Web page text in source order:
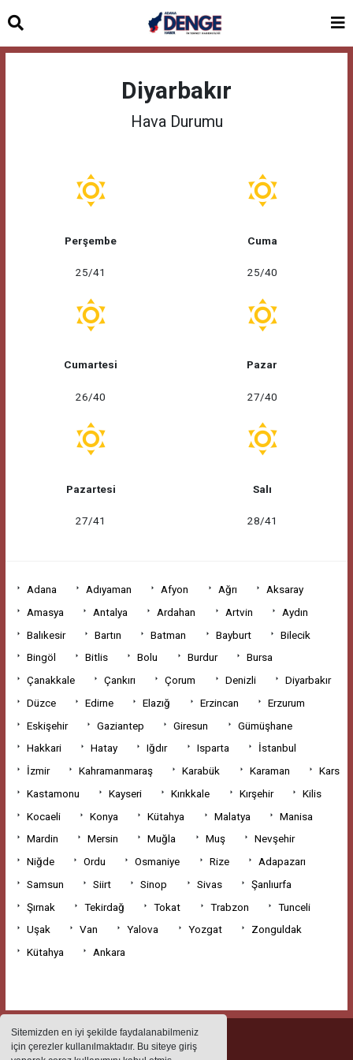
Sitemizden en iyi şekilde faydalanabilmeniz
için çerezler kullanılmaktadır. Bu siteye giriş
Diyarbakır
Hava Durumu
Perşembe
25/41
Cuma
25/40
Cumartesi
26/40
Pazar
27/40
Pazartesi
27/41
Salı
28/41
Adana Adıyaman Afyon Ağrı
Aksaray
Amasya
Antalya Ardahan Artvin
Aydın
Balıkesir
Bartın Batman Bayburt
Bilecik
Bingöl
Bitlis Bolu Burdur
Bursa
Çanakkale
Çankırı Çorum Denizli
Diyarbakır
Düzce
Edirne Elazığ Erzincan
Erzurum
Eskişehir
Gaziantep Giresun
Gümüşhane
Hakkari
Hatay Iğdır Isparta
İstanbul
İzmir
Kahramanmaraş Karabük Karaman
Kars
Kastamonu
Kayseri Kırıkkale Kırşehir
Kilis
Kocaeli
Konya Kütahya Malatya
Manisa
Mardin
Mersin Muğla Muş
Nevşehir
Niğde
Ordu Osmaniye Rize
Adapazarı
Samsun
Siirt Sinop Sivas
Şanlıurfa
Şırnak
Tekirdağ Tokat Trabzon
Tunceli
Uşak
Van Yalova Yozgat
Zonguldak
Kütahya
Ankara